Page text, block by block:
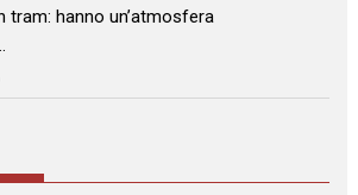
tram: hanno un’atmosfera